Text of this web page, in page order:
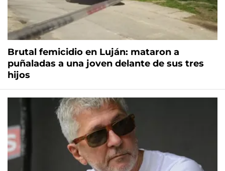
Brutal femicidio en Luján: mataron a
puñaladas a una joven delante de sus tres
hijos